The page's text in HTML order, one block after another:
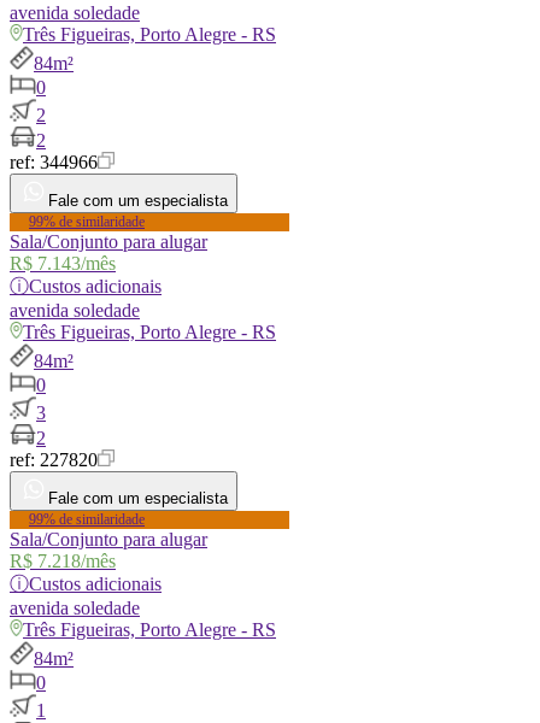
avenida soledade
Três Figueiras, Porto Alegre - RS
84m²
0
2
2
ref: 344966
Fale com um especialista
99% de similaridade
Sala/Conjunto para alugar
R$ 7.143/mês
ⓘCustos adicionais
avenida soledade
Três Figueiras, Porto Alegre - RS
84m²
0
3
2
ref: 227820
Fale com um especialista
99% de similaridade
Sala/Conjunto para alugar
R$ 7.218/mês
ⓘCustos adicionais
avenida soledade
Três Figueiras, Porto Alegre - RS
84m²
0
1